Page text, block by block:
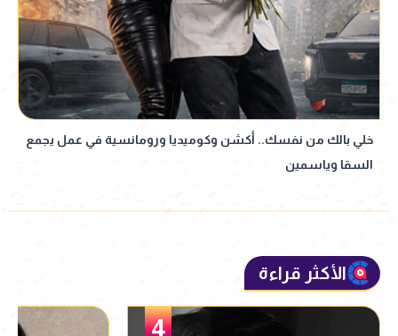
خلي بالك من نفسك.. أكشن وكوميديا ورومانسية في عمل يجمع
السقا وياسمين
الأكثر قراءة
5